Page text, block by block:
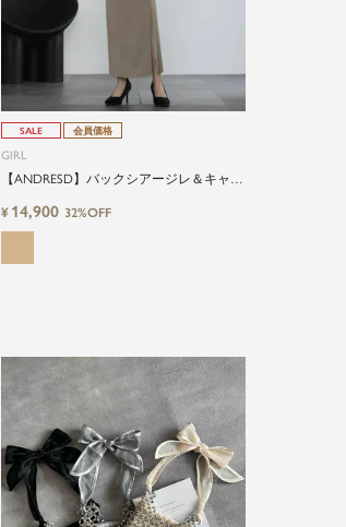
SALE 会員価格
GIRL
【ANDRESD】バックシアージレ＆キャミ
丈結婚式ワンピースパーティードレス
¥ 14,900 32%OFF